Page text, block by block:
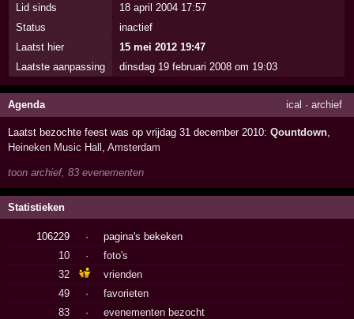
Lid sinds
18 april 2004 17:57
Status
inactief
Laatst hier
15 mei 2012 19:47
Laatste aanpassing
dinsdag 19 februari 2008 om 19:03
Agenda ical · archief
Laatst bezochte feest was op vrijdag 31 december 2010:Qountdown
Heineken Music Hall
,Amsterdam
toon archief, 83 evenementen
Statistieken
106229 ·
pagina's bekeken
10
·
foto's
32
vrienden
49
·
favorieten
83
·
evenementen bezocht